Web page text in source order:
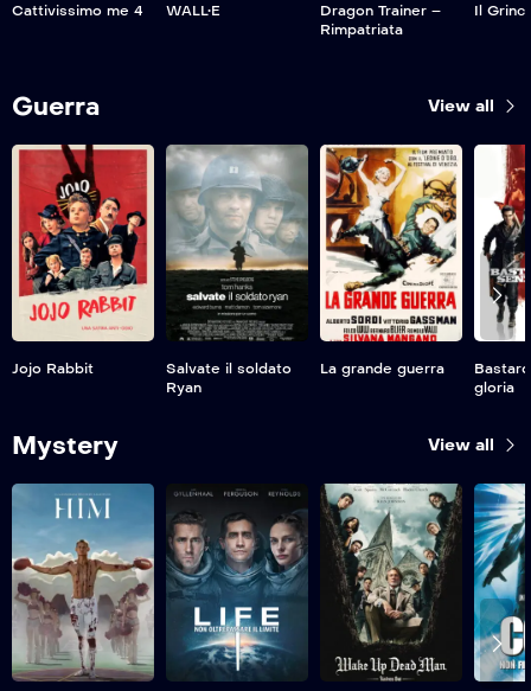
Cattivissimo me 4 WALL•E
Dragon Trainer –
Rimpatriata
Il
Guerra View all
Jojo Rabbit
Salvate il soldato
Ryan
La grande guerra
gloria
Mystery View all